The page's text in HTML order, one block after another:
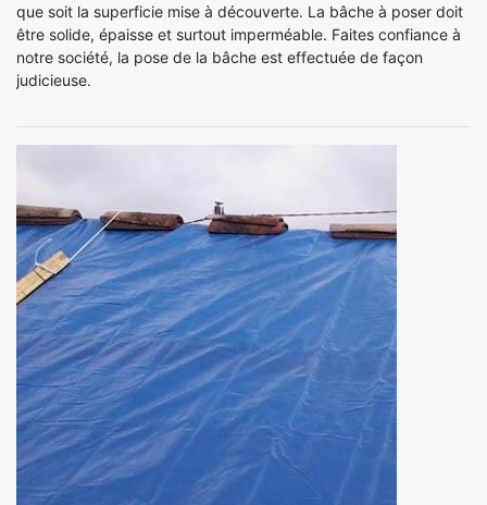
que soit la superficie mise à découverte. La bâche à poser doit
être solide, épaisse et surtout imperméable. Faites confiance à
notre société, la pose de la bâche est effectuée de façon
judicieuse.